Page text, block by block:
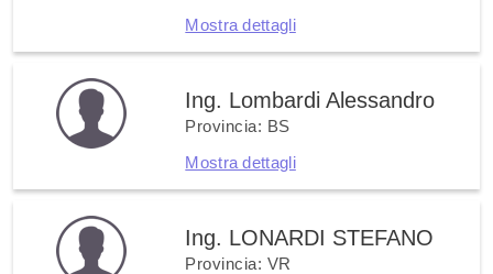
Mostra dettagli
Ing. Lombardi Alessandro
Provincia: BS
Mostra dettagli
Ing. LONARDI STEFANO
Provincia: VR